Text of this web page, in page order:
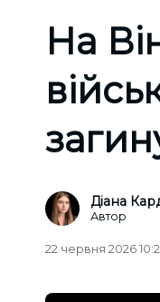
На
Діана
Автор
22 червня 2026